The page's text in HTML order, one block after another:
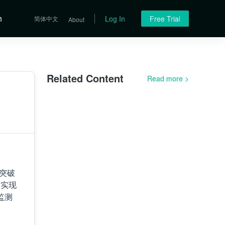
简体中文 About Log In Free Trial
破
现
测
Related Content Read more >